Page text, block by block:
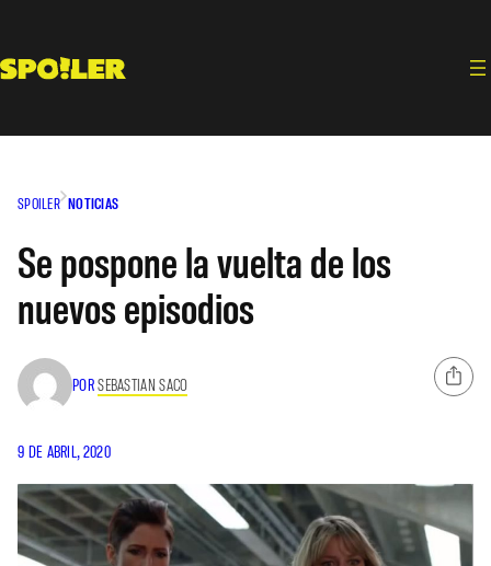
contenido
SPOILER NOTICIAS
Se pospone la vuelta de los
nuevos episodios
PORSEBASTIAN SACO
9 DE ABRIL, 2020